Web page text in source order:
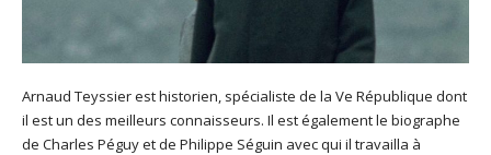
Arnaud Teyssier est historien, spécialiste de la Ve République dont
il est un des meilleurs connaisseurs. Il est également le biographe
de Charles Péguy et de Philippe Séguin avec qui il travailla à